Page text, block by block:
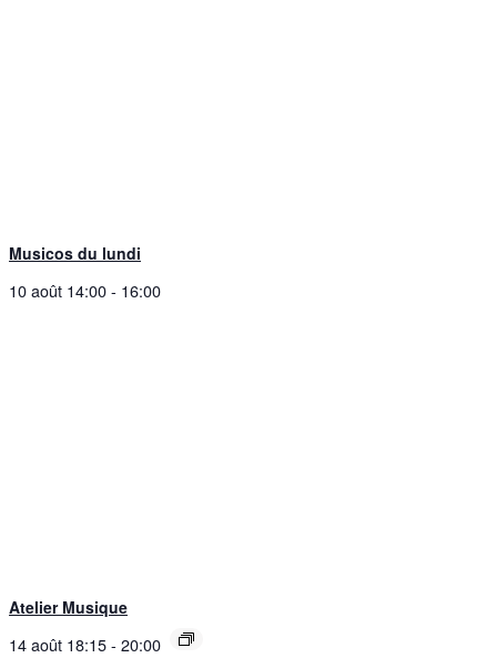
Musicos du lundi
10 août 14:00- 16:00
Atelier Musique
14 août 18:15- 20:00